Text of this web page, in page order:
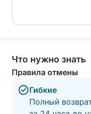
Что нужно знать
Правила отмены
Гибкие
Полный